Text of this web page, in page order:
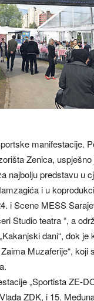
manifestacije.
Zenica,
najbolju predstavu u
i u
i Scene MESS
Studio teatra “, a
dani“, dok je
Muzaferije“, koji
„Sportista ZE-
ZDK, i 15.